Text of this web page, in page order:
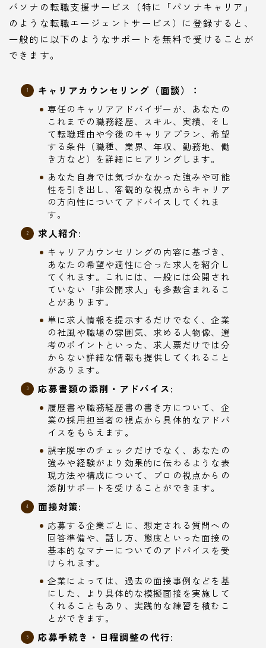
パソナの転職支援サービス（特に「パソナキャリア」
のような転職エージェントサービス）に登録すると、
一般的に以下のようなサポートを無料で受けることが
できます。
キャリアカウンセリング（面談）：
専任のキャリアアドバイザーが、あなたの
これまでの職務経歴、スキル、実績、そし
て転職理由や今後のキャリアプラン、希望
する条件（職種、業界、年収、勤務地、働
き方など）を詳細にヒアリングします。
あなた自身では気づかなかった強みや可能
性を引き出し、客観的な視点からキャリア
の方向性についてアドバイスしてくれま
す。
求人紹介:
キャリアカウンセリングの内容に基づき、
あなたの希望や適性に合った求人を紹介し
てくれます。これには、一般には公開され
ていない「非公開求人」も多数含まれるこ
とがあります。
単に求人情報を提示するだけでなく、企業
の社風や職場の雰囲気、求める人物像、選
考のポイントといった、求人票だけでは分
からない詳細な情報も提供してくれること
があります。
応募書類の添削・アドバイス:
履歴書や職務経歴書の書き方について、企
業の採用担当者の視点から具体的なアドバ
イスをもらえます。
誤字脱字のチェックだけでなく、あなたの
強みや経験がより効果的に伝わるような表
現方法や構成について、プロの視点からの
添削サポートを受けることができます。
面接対策:
応募する企業ごとに、想定される質問への
回答準備や、話し方、態度といった面接の
基本的なマナーについてのアドバイスを受
けられます。
企業によっては、過去の面接事例などを基
にした、より具体的な模擬面接を実施して
くれることもあり、実践的な練習を積むこ
とができます。
応募手続き・日程調整の代行: